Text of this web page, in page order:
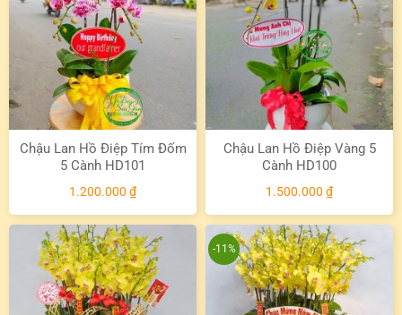
Chậu Lan Hồ Điệp Tím Đốm
5 Cành HD101
1.200.000 ₫
Chậu Lan Hồ Điệp Vàng 5
Cành HD100
1.500.000 ₫
-11%